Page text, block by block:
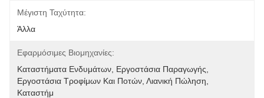
Μέγιστη Ταχύτητα:
Άλλα
Εφαρμόσιμες Βιομηχανίες:
Καταστήματα Ενδυμάτων, Εργοστάσια Παραγωγής,
Εργοστάσια Τροφίμων Και Ποτών, Λιανική Πώληση,
Καταστήμ